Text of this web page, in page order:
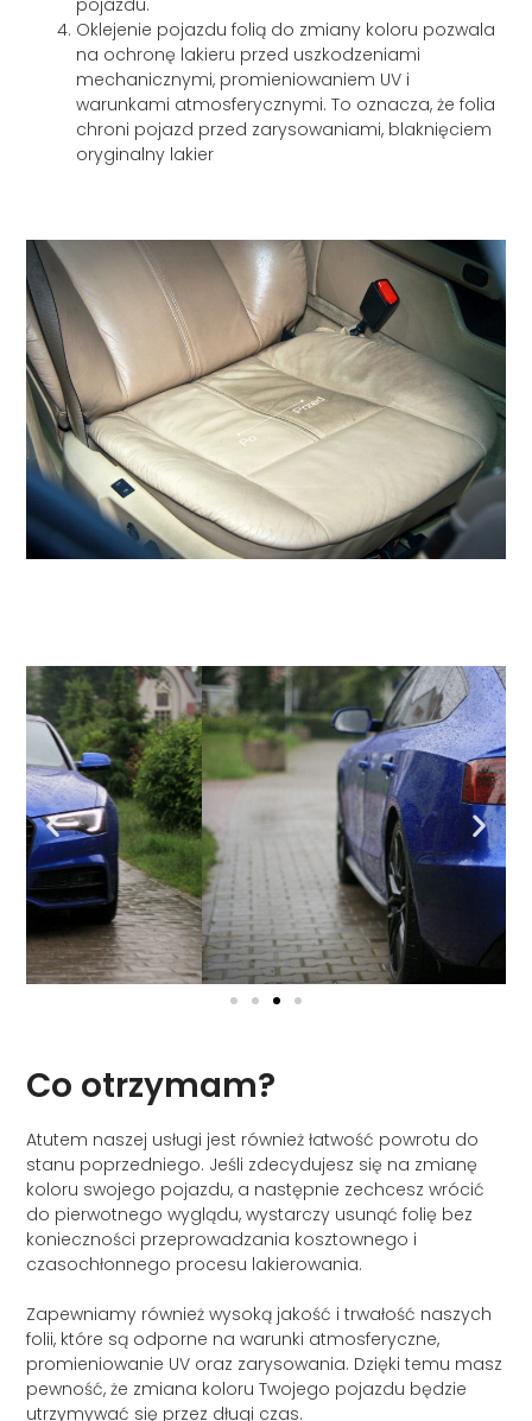
pojazdu.
Oklejenie pojazdu folią do zmiany koloru pozwala
na ochronę lakieru przed uszkodzeniami
mechanicznymi, promieniowaniem UV i
warunkami atmosferycznymi. To oznacza, że folia
chroni pojazd przed zarysowaniami, blaknięciem
oryginalny lakier
Co otrzymam?
Atutem naszej usługi jest również łatwość powrotu do
stanu poprzedniego. Jeśli zdecydujesz się na zmianę
koloru swojego pojazdu, a następnie zechcesz wrócić
do pierwotnego wyglądu, wystarczy usunąć folię bez
konieczności przeprowadzania kosztownego i
czasochłonnego procesu lakierowania.
Zapewniamy również wysoką jakość i trwałość naszych
folii, które są odporne na warunki atmosferyczne,
promieniowanie UV oraz zarysowania. Dzięki temu masz
pewność, że zmiana koloru Twojego pojazdu będzie
utrzymywać się przez długi czas.